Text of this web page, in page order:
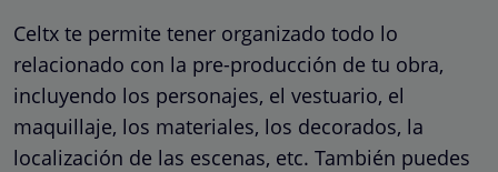
Celtx te permite tener organizado todo lo
relacionado con la pre-producción de tu obra,
incluyendo los personajes, el vestuario, el
maquillaje, los materiales, los decorados, la
localización de las escenas, etc. También puedes